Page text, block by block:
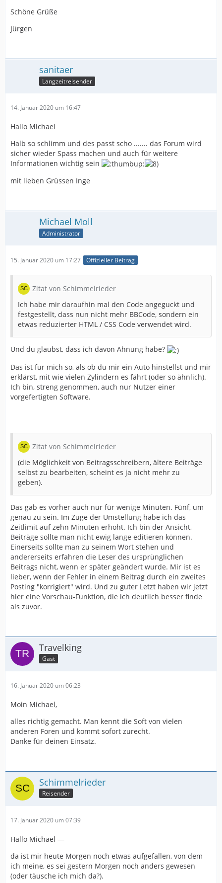
Schöne Grüße
Jürgen
sanitaer
Langzeitreisender
14. Januar 2020 um 16:47
Hallo Michael
Halb so schlimm und des passt scho ....... das Forum wird
sicher wieder Spass machen und auch für weitere
Informationen wichtig sein
mit lieben Grüssen Inge
Michael Moll
Administrator
15. Januar 2020 um 17:27 Offizieller Beitrag
Zitat von Schimmelrieder
Ich habe mir daraufhin mal den Code angeguckt und
festgestellt, dass nun nicht mehr BBCode, sondern ein
etwas reduzierter HTML / CSS Code verwendet wird.
Und du glaubst, dass ich davon Ahnung habe?
Das ist für mich so, als ob du mir ein Auto hinstellst und mir
erklärst, mit wie vielen Zylindern es fährt (oder so ähnlich).
Ich bin, streng genommen, auch nur Nutzer einer
vorgefertigten Software.
Zitat von Schimmelrieder
(die Möglichkeit von Beitragsschreibern, ältere Beiträge
selbst zu bearbeiten, scheint es ja nicht mehr zu
geben).
Das gab es vorher auch nur für wenige Minuten. Fünf, um
genau zu sein. Im Zuge der Umstellung habe ich das
Zeitlimit auf zehn Minuten erhöht. Ich bin der Ansicht,
Beiträge sollte man nicht ewig lange editieren können.
Einerseits sollte man zu seinem Wort stehen und
andererseits erfahren die Leser des ursprünglichen
Beitrags nicht, wenn er später geändert wurde. Mir ist es
lieber, wenn der Fehler in einem Beitrag durch ein zweites
Posting "korrigiert" wird. Und zu guter Letzt haben wir jetzt
hier eine Vorschau-Funktion, die ich deutlich besser finde
als zuvor.
Travelking
Gast
16. Januar 2020 um 06:23
Moin Michael,
alles richtig gemacht. Man kennt die Soft von vielen
anderen Foren und kommt sofort zurecht.
Danke für deinen Einsatz.
Schimmelrieder
Reisender
17. Januar 2020 um 07:39
Hallo Michael —
da ist mir heute Morgen noch etwas aufgefallen, von dem
ich meine, es sei gestern Morgen noch anders gewesen
(oder täusche ich mich da?).